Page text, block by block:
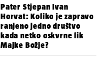
Pater Stjepan Ivan
Horvat: Koliko je zapravo
ranjeno jedno društvo
kada netko oskvrne lik
Majke Božje?